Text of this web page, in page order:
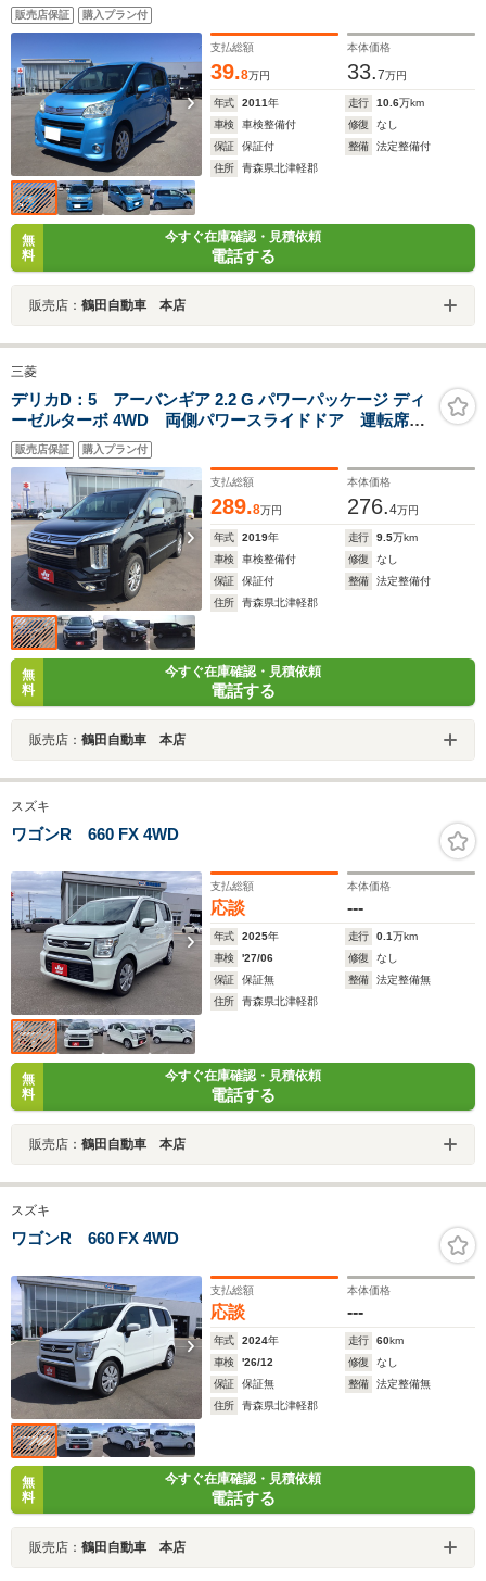
販売店保証 購入プラン付
支払総額
39.8万円
本体価格
33.7万円
年式 2011年 走行 10.6万km
車検
車検整備付 修復
なし
保証
保証付 整備
法定整備付
住所
青森県北津軽郡
無
料
今すぐ在庫確認・見積依頼
電話する
販売店： 鶴田自動車 本店
三菱
デリカD：5 アーバンギア 2.2 G パワーパッケージ ディ
ーゼルターボ 4WD 両側パワースライドドア 運転席パ
ワーシート クルーズコントロール 衝突被害軽減B 電
動Rゲート 100V Bluetooth対応フルセグナビ フリッ
プダウンモニター バックカメラ シートヒータ
販売店保証 購入プラン付
支払総額
289.8万円
本体価格
276.4万円
年式 2019年 走行 9.5万km
車検
車検整備付 修復
なし
保証
保証付 整備
法定整備付
住所
青森県北津軽郡
無
料
今すぐ在庫確認・見積依頼
電話する
販売店： 鶴田自動車 本店
スズキ
ワゴンR 660 FX 4WD
支払総額
応談
本体価格
---
年式 2025年 走行 0.1万km
車検
'27/06 修復
なし
保証
保証無 整備
法定整備無
住所
青森県北津軽郡
無
料
今すぐ在庫確認・見積依頼
電話する
販売店： 鶴田自動車 本店
スズキ
ワゴンR 660 FX 4WD
支払総額
応談
本体価格
---
年式 2024年 走行 60km
車検
'26/12 修復
なし
保証
保証無 整備
法定整備無
住所
青森県北津軽郡
無
料
今すぐ在庫確認・見積依頼
電話する
販売店： 鶴田自動車 本店